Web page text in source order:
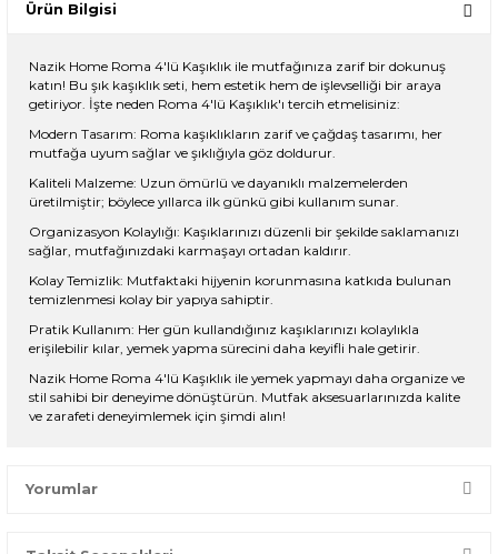
Ürün Bilgisi
Nazik Home Roma 4'lü Kaşıklık ile mutfağınıza zarif bir dokunuş
katın! Bu şık kaşıklık seti, hem estetik hem de işlevselliği bir araya
getiriyor. İşte neden Roma 4'lü Kaşıklık'ı tercih etmelisiniz:
Modern Tasarım: Roma kaşıklıkların zarif ve çağdaş tasarımı, her
mutfağa uyum sağlar ve şıklığıyla göz doldurur.
Kaliteli Malzeme: Uzun ömürlü ve dayanıklı malzemelerden
üretilmiştir; böylece yıllarca ilk günkü gibi kullanım sunar.
Organizasyon Kolaylığı: Kaşıklarınızı düzenli bir şekilde saklamanızı
sağlar, mutfağınızdaki karmaşayı ortadan kaldırır.
Kolay Temizlik: Mutfaktaki hijyenin korunmasına katkıda bulunan
temizlenmesi kolay bir yapıya sahiptir.
Pratik Kullanım: Her gün kullandığınız kaşıklarınızı kolaylıkla
erişilebilir kılar, yemek yapma sürecini daha keyifli hale getirir.
Nazik Home Roma 4'lü Kaşıklık ile yemek yapmayı daha organize ve
stil sahibi bir deneyime dönüştürün. Mutfak aksesuarlarınızda kalite
ve zarafeti deneyimlemek için şimdi alın!
Yorumlar